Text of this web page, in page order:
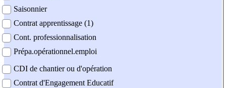
Saisonnier
Contrat apprentissage (1)
Cont. professionnalisation
Prépa.opérationnel.emploi
CDI de chantier ou d'opération
Contrat d'Engagement Educatif